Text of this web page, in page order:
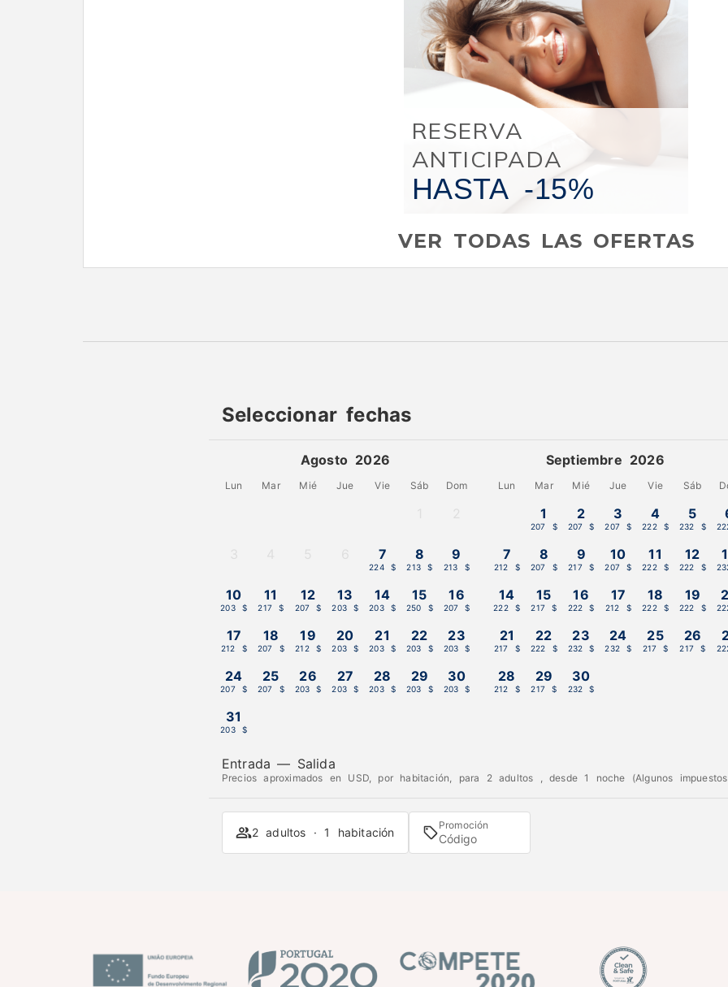
RESERVA
ANTICIPADA
HASTA -15%
VER TODAS LAS OFERTAS
Seleccionar fechas
Agosto 2026
Lun Mar Mié Jue Vie Sáb Dom
7
224 $
8
213 $
9
213 $
10
203 $
11
217 $
12
207 $
13
203 $
14
203 $
15
250 $
16
207 $
17
212 $
18
207 $
19
212 $
20
203 $
21
203 $
22
203 $
23
203 $
24
207 $
25
207 $
26
203 $
27
203 $
28
203 $
29
203 $
30
203 $
31
203 $
Septiembre 2026
Lun Mar Mié Jue Vie Sáb
1
207 $
2
207 $
3
207 $
4
222 $
5
232 $
7
212 $
8
207 $
9
217 $
10
207 $
11
222 $
12
222 $
14
222 $
15
217 $
16
222 $
17
212 $
18
222 $
19
222 $
21
217 $
22
222 $
23
232 $
24
232 $
25
217 $
26
217 $
28
212 $
29
217 $
30
232 $
Entrada — Salida
Precios aproximados en USD, por habitación, para 2 adultos , desde 1 noche (Algunos
2 adultos · 1 habitación Promoción